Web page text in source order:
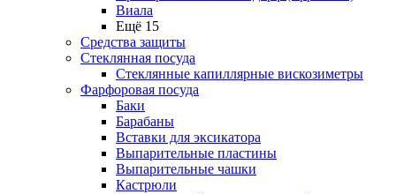
Виала
Ещё 15
Средства защиты
Стеклянная посуда
Стеклянные капиллярные вискозиметры
Фарфоровая посуда
Баки
Барабаны
Вставки для эксикатора
Выпарительные пластины
Выпарительные чашки
Кастрюли